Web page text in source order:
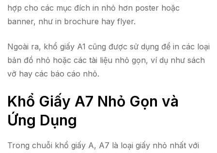
hợp cho các mục đích in nhỏ hơn poster hoặc
banner, như in brochure hay flyer.
Ngoài ra, khổ giấy A1 cũng được sử dụng để in các loại
bản đồ nhỏ hoặc các tài liệu nhỏ gọn, ví dụ như sách
vở hay các báo cáo nhỏ.
Khổ Giấy A7 Nhỏ Gọn và
Ứng Dụng
Trong chuỗi khổ giấy A, A7 là loại giấy nhỏ nhất với